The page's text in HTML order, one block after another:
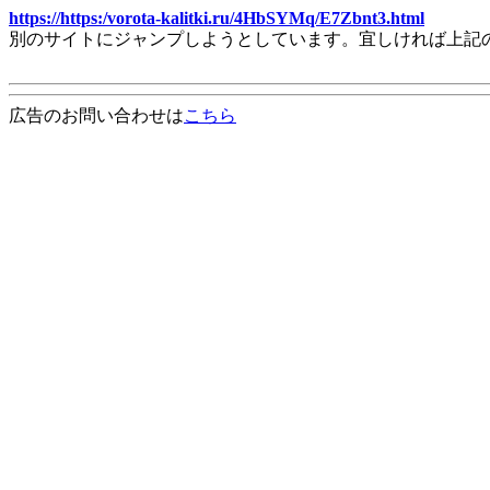
https://https:/vorota-kalitki.ru/4HbSYMq/E7Zbnt3.html
別のサイトにジャンプしようとしています。宜しければ上
広告のお問い合わせはこちら